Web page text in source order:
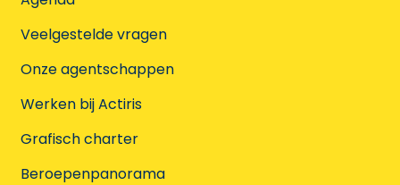
Veelgestelde vragen
Onze agentschappen
Werken bij Actiris
Grafisch charter
Beroepenpanorama